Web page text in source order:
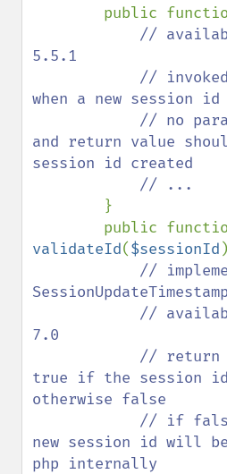
public
//
5.5.1
when a new session id
and return value
session id created
}
validateId($sessionId
//
7.0
true if the session
otherwise false
new session id will
php internally